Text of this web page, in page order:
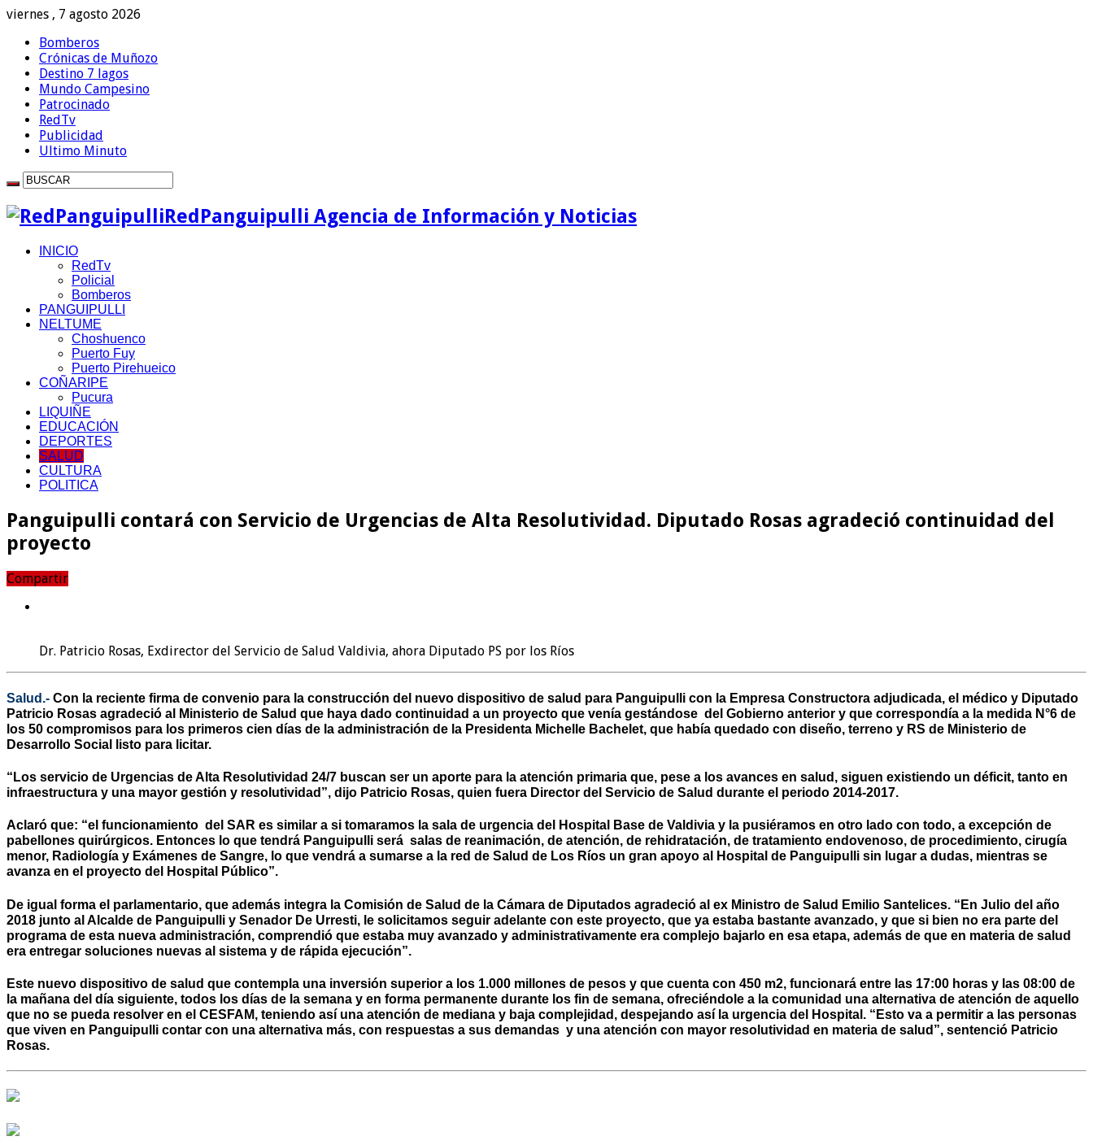
viernes , 7 agosto 2026
Bomberos
Crónicas de Muñozo
Destino 7 lagos
Mundo Campesino
Patrocinado
RedTv
Publicidad
Ultimo Minuto
RedPanguipulli Agencia de Información y Noticias
INICIO
RedTv
Policial
Bomberos
PANGUIPULLI
NELTUME
Choshuenco
Puerto Fuy
Puerto Pirehueico
COÑARIPE
Pucura
LIQUIÑE
EDUCACIÓN
DEPORTES
SALUD
CULTURA
POLITICA
Panguipulli contará con Servicio de Urgencias de Alta Resolutividad. Diputado Rosas agradeció continuidad del
proyecto
Compartir
Dr. Patricio Rosas, Exdirector del Servicio de Salud Valdivia, ahora Diputado PS por los Ríos
Salud.- Con la reciente firma de convenio para la construcción del nuevo dispositivo de salud para Panguipulli con la Empresa Constructora adjudicada, el médico y Diputado
Patricio Rosas agradeció al Ministerio de Salud que haya dado continuidad a un proyecto que venía gestándose del Gobierno anterior y que correspondía a la medida N°6 de
los 50 compromisos para los primeros cien días de la administración de la Presidenta Michelle Bachelet, que había quedado con diseño, terreno y RS de Ministerio de
Desarrollo Social listo para licitar.
“Los servicio de Urgencias de Alta Resolutividad 24/7 buscan ser un aporte para la atención primaria que, pese a los avances en salud, siguen existiendo un déficit, tanto en
infraestructura y una mayor gestión y resolutividad”, dijo Patricio Rosas, quien fuera Director del Servicio de Salud durante el periodo 2014-2017.
Aclaró que: “el funcionamiento del SAR es similar a si tomaramos la sala de urgencia del Hospital Base de Valdivia y la pusiéramos en otro lado con todo, a excepción de
pabellones quirúrgicos. Entonces lo que tendrá Panguipulli será salas de reanimación, de atención, de rehidratación, de tratamiento endovenoso, de procedimiento, cirugía
menor, Radiología y Exámenes de Sangre, lo que vendrá a sumarse a la red de Salud de Los Ríos un gran apoyo al Hospital de Panguipulli sin lugar a dudas, mientras se
avanza en el proyecto del Hospital Público”.
De igual forma el parlamentario, que además integra la Comisión de Salud de la Cámara de Diputados agradeció al ex Ministro de Salud Emilio Santelices. “En Julio del año
2018 junto al Alcalde de Panguipulli y Senador De Urresti, le solicitamos seguir adelante con este proyecto, que ya estaba bastante avanzado, y que si bien no era parte del
programa de esta nueva administración, comprendió que estaba muy avanzado y administrativamente era complejo bajarlo en esa etapa, además de que en materia de salud
era entregar soluciones nuevas al sistema y de rápida ejecución”.
Este nuevo dispositivo de salud que contempla una inversión superior a los 1.000 millones de pesos y que cuenta con 450 m2, funcionará entre las 17:00 horas y las 08:00 de
la mañana del día siguiente, todos los días de la semana y en forma permanente durante los fin de semana, ofreciéndole a la comunidad una alternativa de atención de aquello
que no se pueda resolver en el CESFAM, teniendo así una atención de mediana y baja complejidad, despejando así la urgencia del Hospital. “Esto va a permitir a las personas
que viven en Panguipulli contar con una alternativa más, con respuestas a sus demandas y una atención con mayor resolutividad en materia de salud”, sentenció Patricio
Rosas.